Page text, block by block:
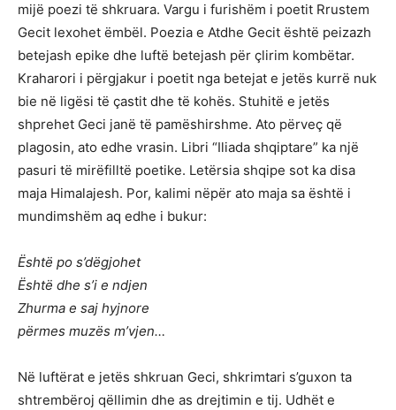
mijë poezi të shkruara. Vargu i furishëm i poetit Rrustem
Gecit lexohet ëmbël. Poezia e Atdhe Gecit është peizazh
betejash epike dhe luftë betejash për çlirim kombëtar.
Kraharori i përgjakur i poetit nga betejat e jetës kurrë nuk
bie në ligësi të çastit dhe të kohës. Stuhitë e jetës
shprehet Geci janë të pamëshirshme. Ato përveç që
plagosin, ato edhe vrasin. Libri “Iliada shqiptare” ka një
pasuri të mirëfilltë poetike. Letërsia shqipe sot ka disa
maja Himalajesh. Por, kalimi nëpër ato maja sa është i
mundimshëm aq edhe i bukur:
Është po s’dëgjohet
Është dhe s’i e ndjen
Zhurma e saj hyjnore
përmes muzës m’vjen…
Në luftërat e jetës shkruan Geci, shkrimtari s’guxon ta
shtrembëroj qëllimin dhe as drejtimin e tij. Udhët e